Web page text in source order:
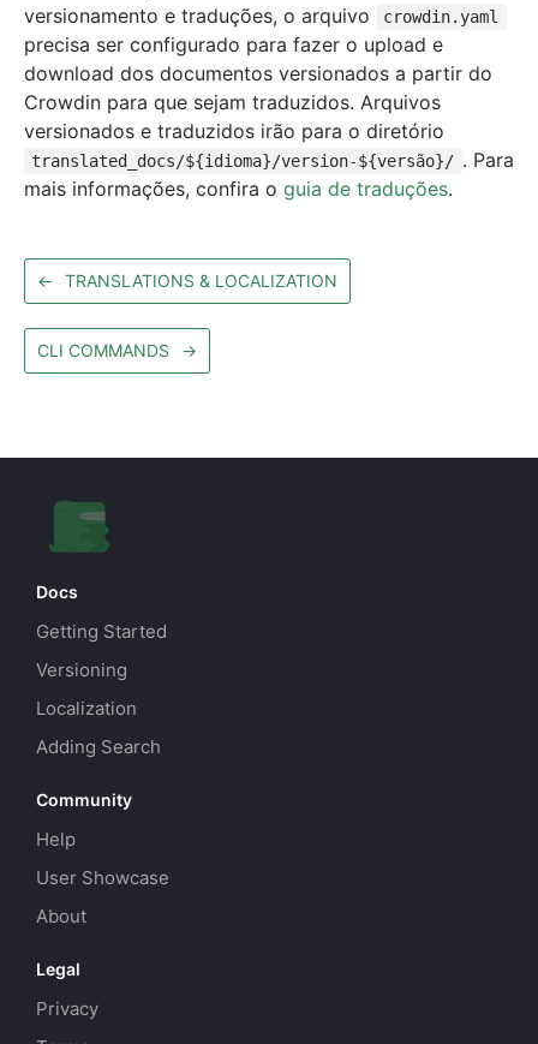
versionamento e traduções, o arquivo
crowdin.yaml
precisa ser configurado para fazer o upload e
download dos documentos versionados a partir do
Crowdin para que sejam traduzidos. Arquivos
versionados e traduzidos irão para o diretório
translated_docs/${idioma}/version-${versão}/ . Para
mais informações, confira o guia de traduções.
← TRANSLATIONS & LOCALIZATION
CLI COMMANDS →
Docs
Getting Started
Versioning
Localization
Adding Search
Community
Help
User Showcase
About
Legal
Privacy